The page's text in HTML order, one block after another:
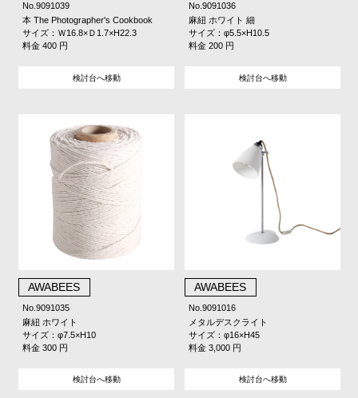
No.9091039
本 The Photographer's Cookbook
サイズ：Ｗ16.8×Ｄ1.7×H22.3
料金 400 円
検討台へ移動
No.9091036
麻紐 ホワイト 細
サイズ：φ5.5×H10.5
料金 200 円
検討台へ移動
AWABEES
No.9091035
麻紐 ホワイト
サイズ：φ7.5×H10
料金 300 円
検討台へ移動
AWABEES
No.9091016
メタルデスクライト
サイズ：φ16×H45
料金 3,000 円
検討台へ移動